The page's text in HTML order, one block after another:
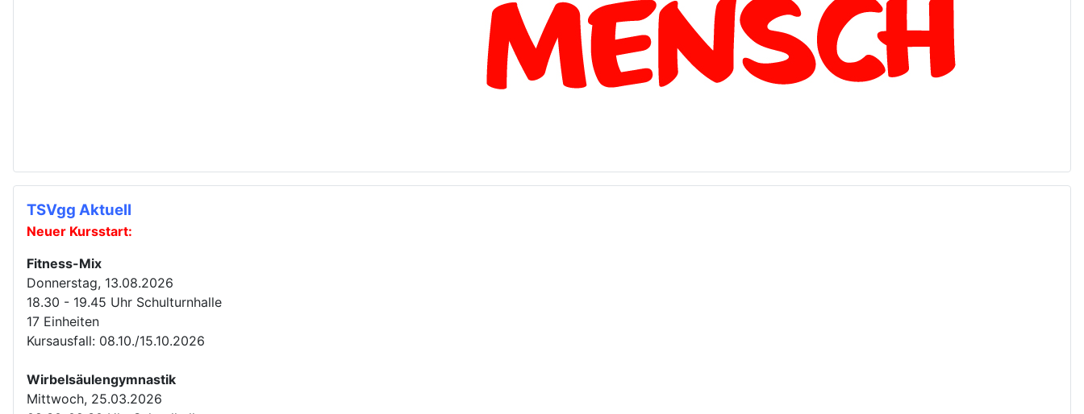
TSVgg Aktuell
Neuer Kursstart:
Fitness-Mix
Donnerstag, 13.08.2026
18.30 - 19.45 Uhr Schulturnhalle
17 Einheiten
Kursausfall: 08.10./15.10.2026
Wirbelsäulengymnastik
Mittwoch, 25.03.2026